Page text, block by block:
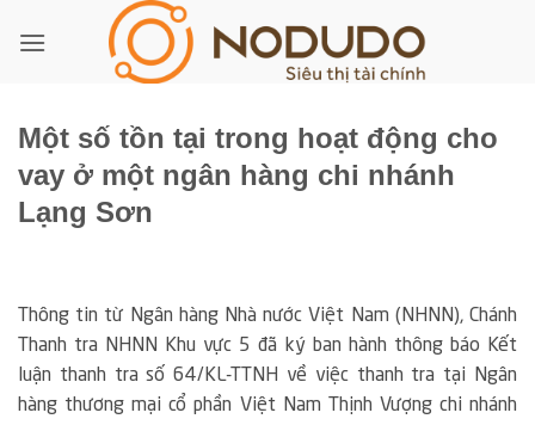
qua
Một số tồn tại trong hoạt động cho
vay ở một ngân hàng chi nhánh
Lạng Sơn
Thông tin từ Ngân hàng Nhà nước Việt Nam (NHNN), Chánh
Thanh tra NHNN Khu vực 5 đã ký ban hành thông báo Kết
luận thanh tra số 64/KL-TTNH về việc thanh tra tại Ngân
hàng thương mại cổ phần Việt Nam Thịnh Vượng chi nhánh